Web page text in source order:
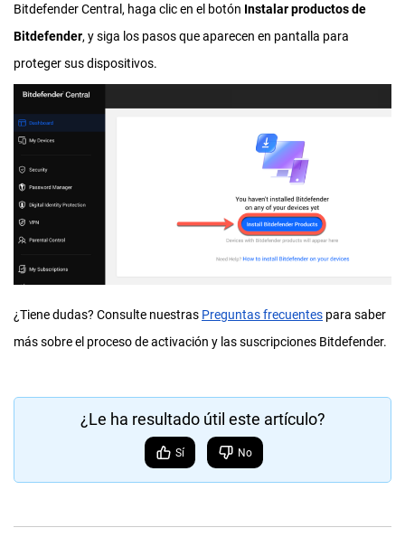
Bitdefender Central, haga clic en el botón Instalar productos de
Bitdefender, y siga los pasos que aparecen en pantalla para
proteger sus dispositivos.
¿Tiene dudas? Consulte nuestras Preguntas frecuentes para saber
más sobre el proceso de activación y las suscripciones Bitdefender.
¿Le ha resultado útil este artículo?
Sí No